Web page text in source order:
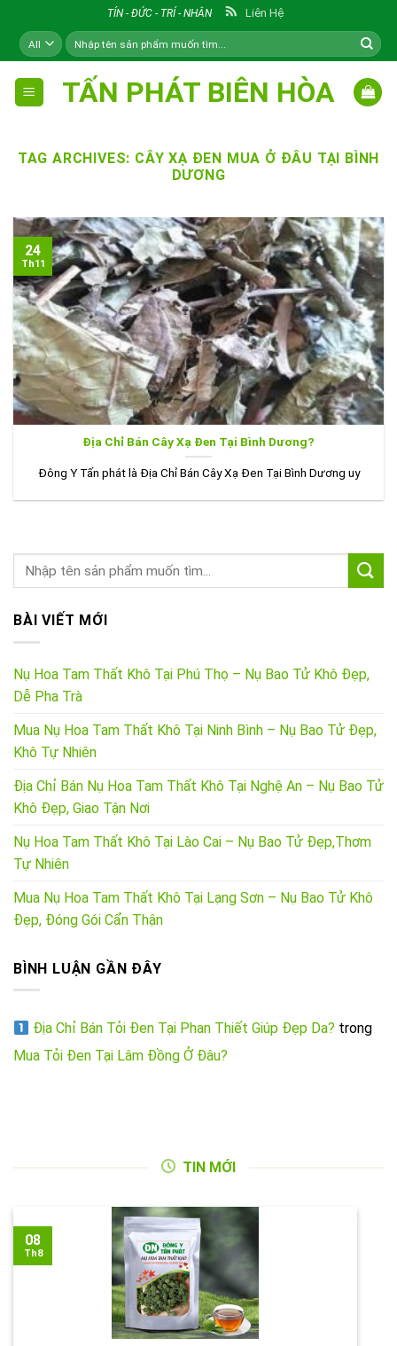
content
TÍN - ĐỨC - TRÍ - NHÂN Liên Hệ
Tìm
kiếm:
TẤN PHÁT BIÊN HÒA
TAG ARCHIVES: CÂY XẠ ĐEN MUA Ở ĐÂU TẠI BÌNH
DƯƠNG
Địa Chỉ Bán Cây Xạ Đen Tại Bình Dương?
Đông Y Tấn phát là Địa Chỉ Bán Cây Xạ Đen Tại Bình Dương uy
24
Th11
BÀI VIẾT MỚI
Nụ Hoa Tam Thất Khô Tại Phú Thọ – Nụ Bao Tử Khô Đẹp,
Dễ Pha Trà
Mua Nụ Hoa Tam Thất Khô Tại Ninh Bình – Nụ Bao Tử Đẹp,
Khô Tự Nhiên
Địa Chỉ Bán Nụ Hoa Tam Thất Khô Tại Nghệ An – Nụ Bao Tử
Khô Đẹp, Giao Tận Nơi
Nụ Hoa Tam Thất Khô Tại Lào Cai – Nụ Bao Tử Đẹp,Thơm
Tự Nhiên
Mua Nụ Hoa Tam Thất Khô Tại Lạng Sơn – Nụ Bao Tử Khô
Đẹp, Đóng Gói Cẩn Thận
BÌNH LUẬN GẦN ĐÂY
Địa Chỉ Bán Tỏi Đen Tại Phan Thiết Giúp Đẹp Da? trong
Mua Tỏi Đen Tại Lâm Đồng Ở Đâu?
TIN MỚI
08
Th8